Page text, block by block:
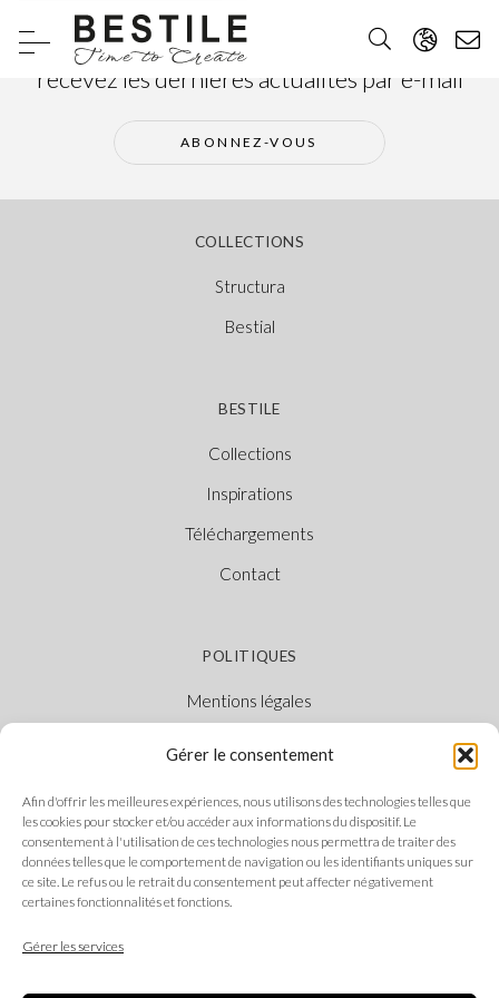
Gérer le consentement
Afin d'offrir les meilleures expériences, nous utilisons des technologies telles que
les cookies pour stocker et/ou accéder aux informations du dispositif. Le
consentement à l'utilisation de ces technologies nous permettra de traiter des
données telles que le comportement de navigation ou les identifiants uniques sur
ce site. Le refus ou le retrait du consentement peut affecter négativement
certaines fonctionnalités et fonctions.
Gérer les services
Abonnez-vous à notre newsletter et
recevez les dernières actualités par e-mail
ABONNEZ-VOUS
COLLECTIONS
Structura
Bestial
BESTILE
Collections
Inspirations
Téléchargements
Contact
POLITIQUES
Mentions légales
Canal Éthique
SUIVEZ-NOUS